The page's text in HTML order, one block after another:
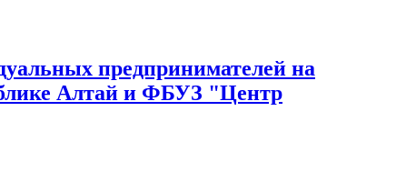
предпринимателей на
Алтай и ФБУЗ "Центр